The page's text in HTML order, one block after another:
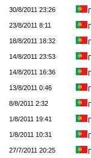
30/8/2011 23:26
23/8/2011 8:11
18/8/2011 18:32
14/8/2011 23:53
14/8/2011 16:36
13/8/2011 0:46
8/8/2011 2:32
1/8/2011 19:41
1/8/2011 10:31
27/7/2011 20:25